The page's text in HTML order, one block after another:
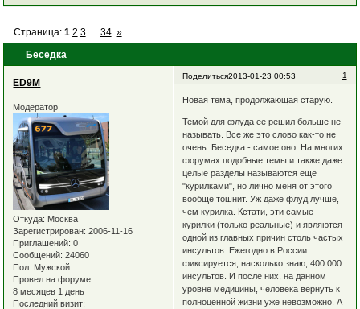
Беседка
Страница: 1 2 3 34 »
Поделиться 1
2013-01-23 00:53
ED9M
Модератор
Откуда: Москва
Зарегистрирован: 2006-11-16
Приглашений: 0
Сообщений: 24060
Пол: Мужской
Провел на форуме:
8 месяцев 1 день
Последний визит:
Новая тема, продолжающая старую.
Темой для флуда ее решил больше не
называть. Все же это слово как-то не
очень. Беседка - самое оно. На многих
форумах подобные темы и также даже
целые разделы называются еще
"курилками", но лично меня от этого
вообще тошнит. Уж даже флуд лучше,
чем курилка. Кстати, эти самые
курилки (только реальные) и являются
одной из главных причин столь частых
инсультов. Ежегодно в России
фиксируется, насколько знаю, 400 000
инсультов. И после них, на данном
уровне медицины, человека вернуть к
полноценной жизни уже невозможно. А